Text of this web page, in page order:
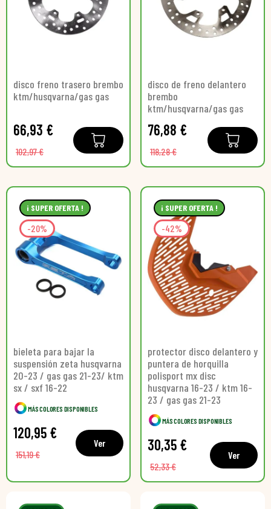
disco freno trasero brembo
ktm/husqvarna/gas gas
66,93 €
102,97 €
disco de freno delantero
brembo
ktm/husqvarna/gas gas
76,88 €
118,28 €
¡ SUPER OFERTA !
-20%
bieleta para bajar la
suspensión zeta husqvarna
20-23 / gas gas 21-23/ ktm
sx / sxf 16-22
MÁS COLORES DISPONIBLES
120,95 €
151,19 €
Ver
¡ SUPER OFERTA !
-42%
protector disco delantero y
puntera de horquilla
polisport mx disc
husqvarna 16-23 / ktm 16-
23 / gas gas 21-23
MÁS COLORES DISPONIBLES
30,35 €
52,33 €
Ver